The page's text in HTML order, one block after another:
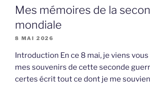
Mes mémoires de la
mondiale
8 MAI 2026
Introduction En ce 8 mai, je viens vous
mes souvenirs de cette seconde
certes écrit tout ce dont je me